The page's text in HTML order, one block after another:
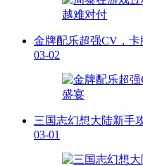
金牌配乐超强CV，
03-02
三国志幻想大陆新手
03-01